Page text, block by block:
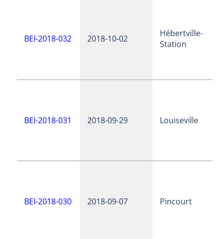
BEI-2018-032 2018-10-02
Hébertville-
Station
BEI-2018-031 2018-09-29 Louiseville
BEI-2018-030 2018-09-07 Pincourt